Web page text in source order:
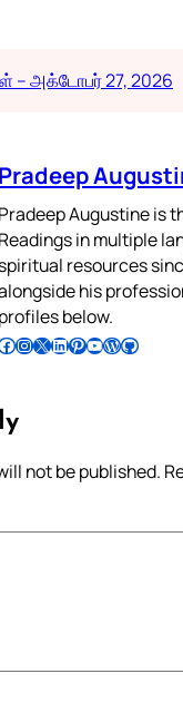
– அக்டோபர் 27, 2026
Pradeep
Pradeep Augustine is
Readings in multiple
spiritual resources
his
profiles below.
Facebook Follow Pradeep on InstagramFollow Pradeep on X Follow Pradeep on LinkedIn Follow Pradeep on Pinterest Subscribe to Pradeep’s Youtube Channel Follow Pradeep on WordPress Follow Pradeep on GitHub
not be published.